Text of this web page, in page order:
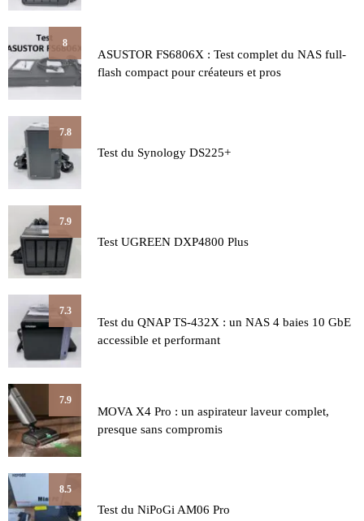
8
ASUSTOR FS6806X : Test complet du NAS full-
flash compact pour créateurs et pros
7.8
Test du Synology DS225+
7.9
Test UGREEN DXP4800 Plus
7.3
Test du QNAP TS-432X : un NAS 4 baies 10 GbE
accessible et performant
7.9
MOVA X4 Pro : un aspirateur laveur complet,
presque sans compromis
8.5
Test du NiPoGi AM06 Pro